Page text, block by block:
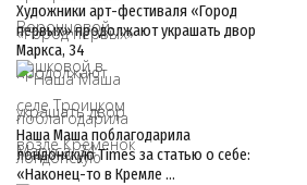
Художники арт-фестиваля «Город
первых» продолжают украшать двор
Маркса, 34
Наша Маша поблагодарила
лондонскую Times за статью о себе:
«Наконец-то в Кремле …